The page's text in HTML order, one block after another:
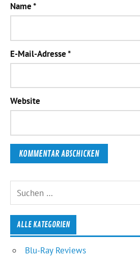
Name*
E-Mail-Adresse*
Website
ALLE KATEGORIEN
Blu-Ray Reviews